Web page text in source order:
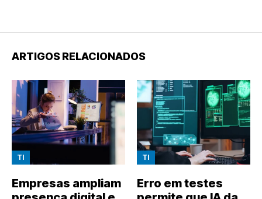
ARTIGOS RELACIONADOS
TI
Empresas ampliam
TI
Erro em testes